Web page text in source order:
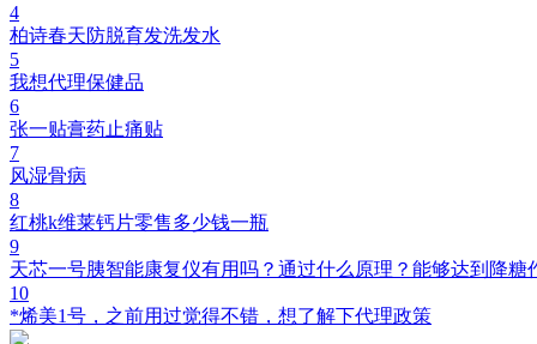
4
柏诗春天防脱育发洗发水
5
我想代理保健品
6
张一贴膏药止痛贴
7
风湿骨病
8
红桃k维莱钙片零售多少钱一瓶
9
天芯一号胰智能康复仪有用吗？通过什么原理？能够达到降糖
10
*烯美1号，之前用过觉得不错，想了解下代理政策